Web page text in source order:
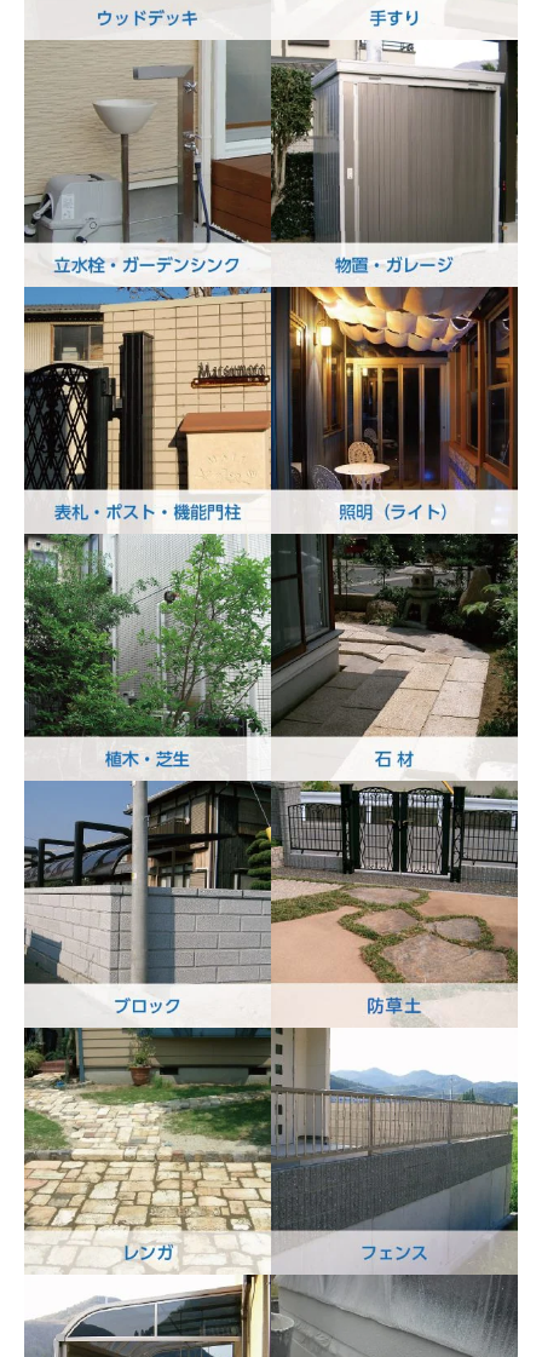
ウッドデッキ 手すり
立水栓・ガーデンシンク 物置・ガレージ
表札・ポスト・機能門柱 照明（ライト）
植木・芝生 石材
ブロック 防草土